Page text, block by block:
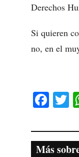
Derechos
Si quieren
no, en el
Fa
bo
ok
T
r
Más